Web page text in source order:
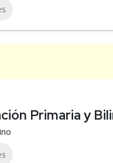
Primaria y